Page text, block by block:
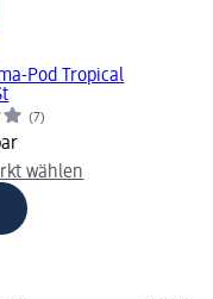
Pod Tropical
(7)
wählen